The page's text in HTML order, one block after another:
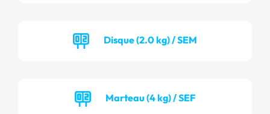
Disque (2.0 kg) / SEM
Marteau (4 kg) / SEF